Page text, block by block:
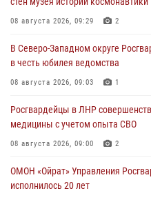
08 августа 2026, 09:29 2
В Северо-Западном округе
в честь юбилея ведомства
08 августа 2026, 09:03 1
Росгвардейцы в ЛНР
медицины с учетом опыта СВО
08 августа 2026, 09:00 2
ОМОН «Ойрат» Управления
исполнилось 20 лет